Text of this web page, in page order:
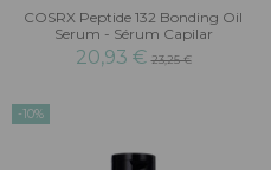
COSRX Peptide 132 Bonding Oil
Serum - Sérum Capilar
20,93 €23,25 €
-10%